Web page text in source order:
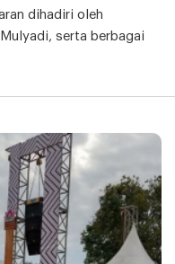
dihadiri oleh
serta berbagai